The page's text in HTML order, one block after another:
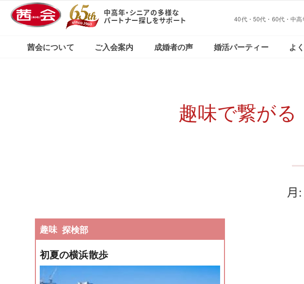
中高年・シニアの多様な
パートナー探しをサポート
40代・50代・60代・中
茜会について ご入会案内 成婚者の声 婚活パーティー よ
X（旧Twitter）で
見る
趣味で繋がる
月:
趣味 探検部
初夏の横浜散歩